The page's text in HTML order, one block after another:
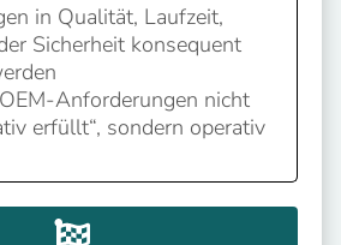
in Qualität, Laufzeit,
Sicherheit konsequent
Anforderungen nicht
erfüllt“, sondern operativ